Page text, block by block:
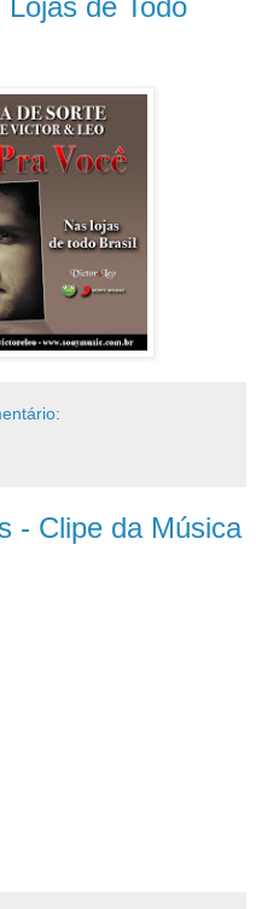
de Todo
- Clipe da Música